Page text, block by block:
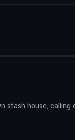
stash house,